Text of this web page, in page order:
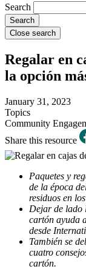
Search
Close search
Regalar en
la opción
January 31, 2023
Topics
Community
Share this resource
Paquetes y
de la época
residuos en
Dejar de lado
cartón ayuda
desde
También se
cuatro
cartón.